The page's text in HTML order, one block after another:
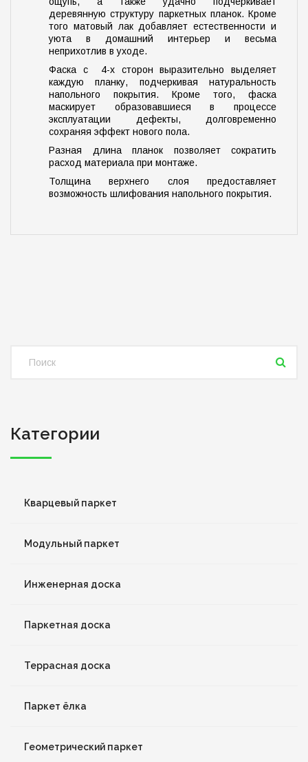
деревянную структуру паркетных планок. Кроме
того матовый лак добавляет естественности и
уюта в домашний интерьер и весьма
неприхотлив в уходе.
Фаска с 4-х сторон выразительно выделяет
каждую планку, подчеркивая натуральность
напольного покрытия. Кроме того, фаска
маскирует образовавшиеся в процессе
эксплуатации дефекты, долговременно
сохраняя эффект нового пола.
Разная длина планок позволяет сократить
расход материала при монтаже.
Толщина верхнего слоя предоставляет
возможность шлифования напольного покрытия.
Категории
Кварцевый паркет
Модульный паркет
Инженерная доска
Паркетная доска
Террасная доска
Паркет ёлка
Геометрический паркет